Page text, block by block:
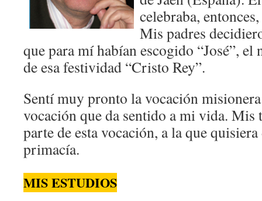
celebraba,
Mis padres
que para mí habían escogido “José”,
de esa festividad “Cristo Rey”.
Sentí muy pronto la vocación
vocación que da sentido a mi vida. Mis
parte de esta vocación, a la que
primacía.
MIS ESTUDIOS